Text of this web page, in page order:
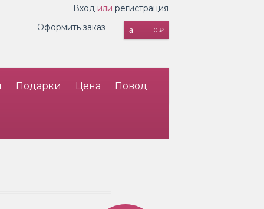
Вход или регистрация
0 ₽
Оформить заказ
Подарки Цена Повод